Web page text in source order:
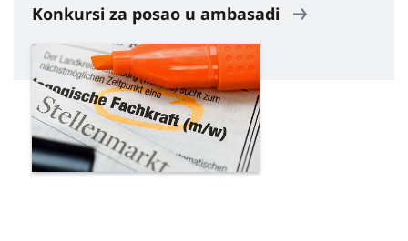
Konkursi za posao u ambasadi